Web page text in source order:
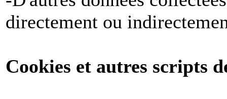
directement ou
Cookies et autres scripts